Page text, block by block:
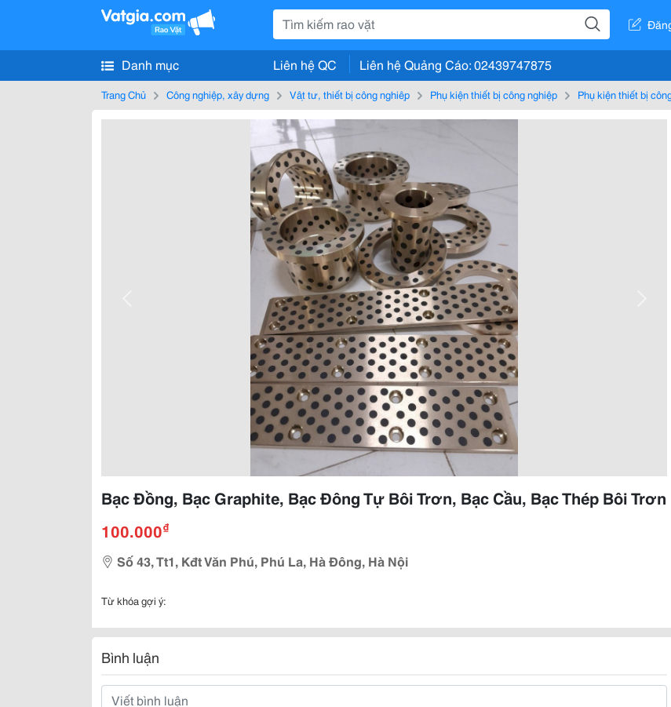
Danh mục Liên hệ QC Liên hệ Quảng Cáo: 02439747875
Trang Chủ Công nghiệp, xây dựng Vật tư, thiết bị công nghiệp Phụ kiện thiết bị công nghiệp Phụ kiện thiết bị
Bạc Đồng, Bạc Graphite, Bạc Đông Tự Bôi Trơn, Bạc Cầu, Bạc Thép Bôi Trơn
100.000₫
Số 43, Tt1, Kđt Văn Phú, Phú La, Hà Đông, Hà Nội
Từ khóa gợi ý:
Bình luận